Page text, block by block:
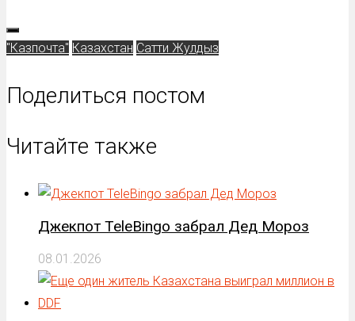
"Казпочта" Казахстан Сатти Жулдыз
Поделиться постом
Читайте также
Джекпот TeleBingo забрал Дед Мороз
08.01.2026